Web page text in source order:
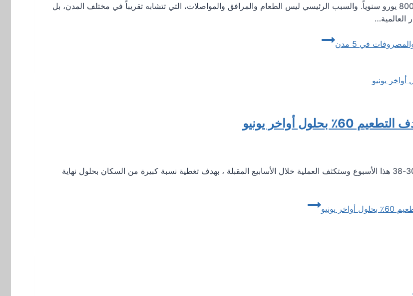
تتفاوت تكلفة المعيشة في مدن قبرص المختلفة بأكثر من 8000 يورو سنوياً. والسبب الرئيسي ليس الطعام والمرافق والمواصلات، التي تتشابه تقريباً في مختلف المدن، بل
العالمية…
في 5 مدن
تركز الخطة الوطنية للتطعيم ضد كوفيد على الفئة العمرية 30-38 هذا الأسبوع وستكثف العملية خلال الأسابيع المقبلة ، بهدف تغطية نسبة كبيرة من السكان بحلول نهاية